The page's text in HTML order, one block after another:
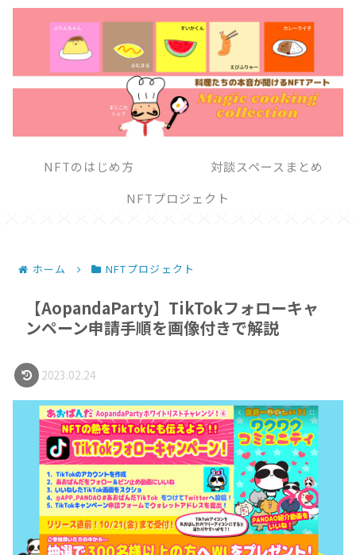
NFTのはじめ方
対談スペースまとめ
NFTプロジェクト
ホーム NFTプロジェクト
【AopandaParty】TikTokフォローキャ
ンペーン申請手順を画像付きで解説
2023.02.24